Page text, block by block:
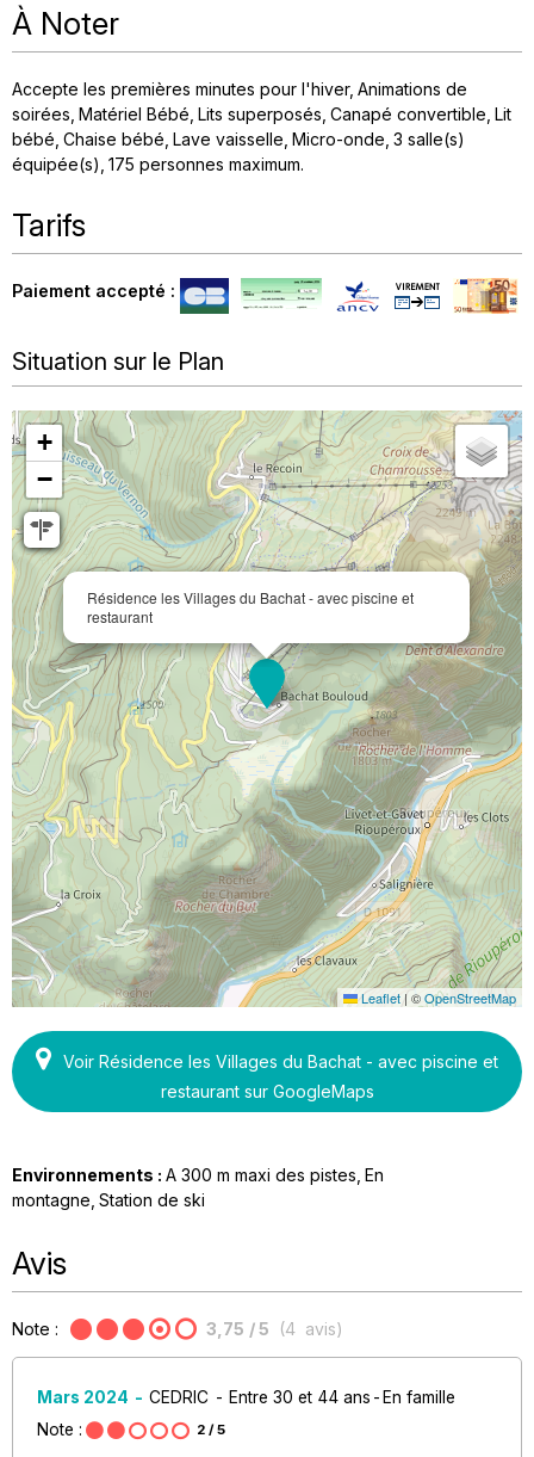
À Noter
Accepte les premières minutes pour l'hiver Animations de
soirées Matériel Bébé Lits superposés Canapé convertible Lit
bébé Chaise bébé Lave vaisselle Micro-onde 3 salle(s)
équipée(s) 175 personnes maximum
Tarifs
Paiement accepté :
Situation sur le Plan
Résidence les Villages du Bachat - avec piscine et
restaurant
+
−
Leaflet|©OpenStreetMap
Voir Résidence les Villages du Bachat - avec piscine et
restaurant sur GoogleMaps
Environnements : A 300 m maxi des pistes En
montagne Station de ski
Avis
Note : 3,75 / 5 (4 avis)
Mars 2024 CEDRIC Entre 30 et 44 ans
En famille
Note :
2 / 5